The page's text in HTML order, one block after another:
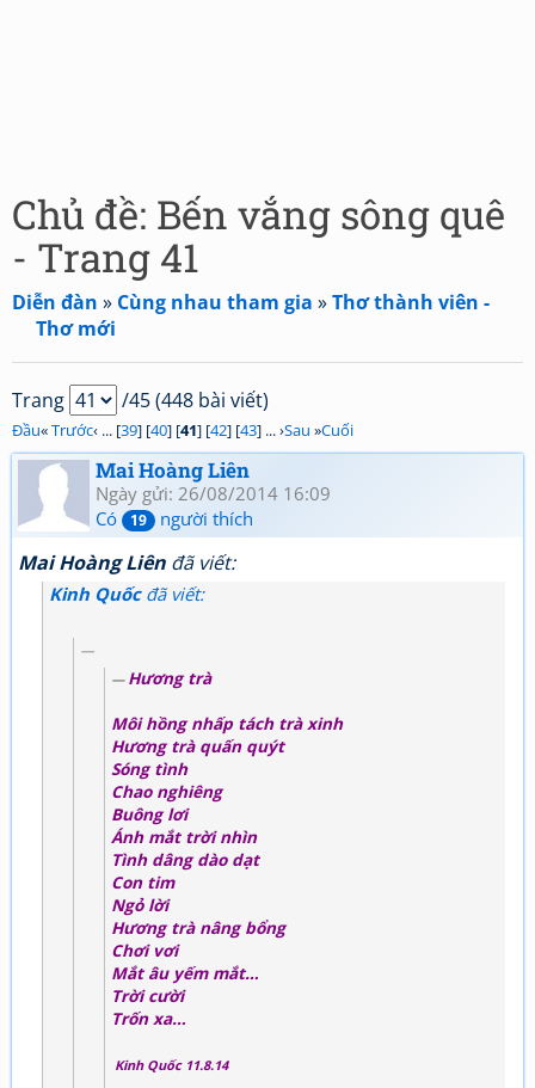
Chủ đề: Bến vắng sông quê
- Trang 41
Diễn đàn » Cùng nhau tham gia »Thơ thành viên -
Thơ mới
Trang /45 (448 bài viết)
Đầu«Trước‹ ... [39] [40] [41] [42] [43] ... ›Sau »Cuối
Mai Hoàng Liên
Ngày gửi: 26/08/2014 16:09
Có
19 người thích
Mai Hoàng Liên đã viết:
Kinh Quốcđã viết:
Hương trà
Môi hồng nhấp tách trà xinh
Hương trà quấn quýt
Sóng tình
Chao nghiêng
Buông lơi
Ánh mắt trời nhìn
Tình dâng dào dạt
Con tim
Ngỏ lời
Hương trà nâng bổng
Chơi vơi
Mắt âu yếm mắt…
Trời cười
Trốn xa…
Kinh Quốc 11.8.14